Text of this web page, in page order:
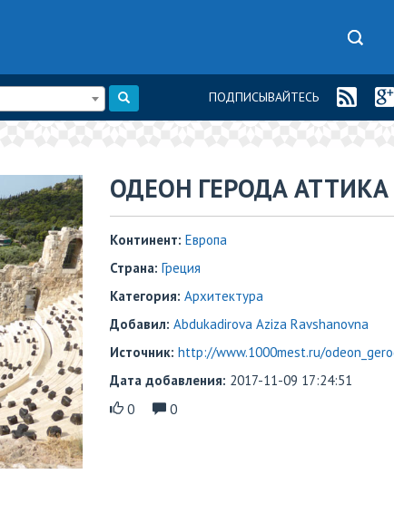
ПОДПИСЫВАЙТЕСЬ
​ОДЕОН ГЕРОДА АТТИКА
Континент: Европа
Страна: Греция
Категория: Архитектура
Добавил: Abdukadirova Aziza Ravshanovna
Источник: http://www.1000mest.ru/
Дата добавления: 2017-11-09 17:24:51
0
0